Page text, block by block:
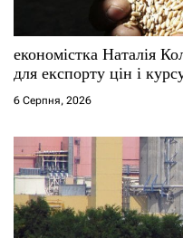
економістка Наталія
для експорту цін і
6 Серпня, 2026